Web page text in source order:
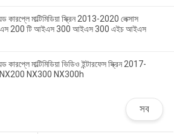
মাল্টিমিডিয়া স্ক্রিন 2013-2020 লেক্সাস
200 টি আইএস 300 আইএস 300 এইচ আইএস
মাল্টিমিডিয়া ভিডিও ইন্টারফেস স্ক্রিন 2017-
NX200 NX300 NX300h
সব